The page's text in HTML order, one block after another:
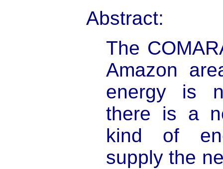
Abstract:
The
Amazon
energy is
there is a
kind of
supply the